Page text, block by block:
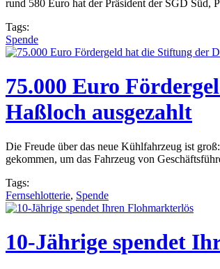
rund 580 Euro hat der Präsident der SGD Süd,
Tags:
Spende
75.000 Euro
Haßloch ausgezahlt
Die Freude über das neue Kühlfahrzeug ist
gekommen, um das Fahrzeug von
Tags:
Fernsehlotterie, Spende
10-Jährige spendet